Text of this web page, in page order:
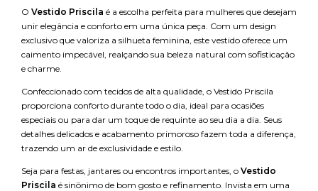
O Vestido Priscila é a escolha perfeita para mulheres que desejam
unir elegância e conforto em uma única peça. Com um design
exclusivo que valoriza a silhueta feminina, este vestido oferece um
caimento impecável, realçando sua beleza natural com sofisticação
e charme.
Confeccionado com tecidos de alta qualidade, o Vestido Priscila
proporciona conforto durante todo o dia, ideal para ocasiões
especiais ou para dar um toque de requinte ao seu dia a dia. Seus
detalhes delicados e acabamento primoroso fazem toda a diferença,
trazendo um ar de exclusividade e estilo.
Seja para festas, jantares ou encontros importantes, o Vestido
Priscila é sinônimo de bom gosto e refinamento. Invista em uma